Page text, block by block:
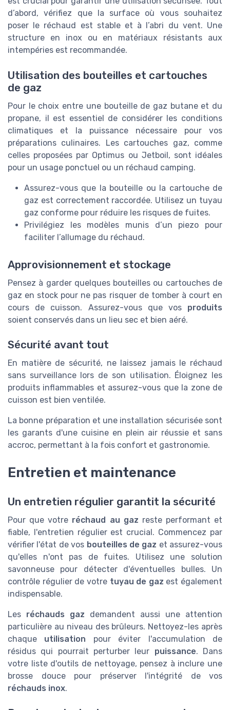
d’abord, vérifiez que la surface où vous souhaitez
poser le réchaud est stable et à l’abri du vent. Une
structure en inox ou en matériaux résistants aux
intempéries est recommandée.
Utilisation des bouteilles et cartouches
de gaz
Pour le choix entre une bouteille de gaz butane et du
propane, il est essentiel de considérer les conditions
climatiques et la puissance nécessaire pour vos
préparations culinaires. Les cartouches gaz, comme
celles proposées par Optimus ou Jetboil, sont idéales
pour un usage ponctuel ou un réchaud camping.
Assurez-vous que la bouteille ou la cartouche de
gaz est correctement raccordée. Utilisez un tuyau
gaz conforme pour réduire les risques de fuites.
Privilégiez les modèles munis d’un piezo pour
faciliter l’allumage du réchaud.
Approvisionnement et stockage
Pensez à garder quelques bouteilles ou cartouches de
gaz en stock pour ne pas risquer de tomber à court en
cours de cuisson. Assurez-vous que vos produits
soient conservés dans un lieu sec et bien aéré.
Sécurité avant tout
En matière de sécurité, ne laissez jamais le réchaud
sans surveillance lors de son utilisation. Éloignez les
produits inflammables et assurez-vous que la zone de
cuisson est bien ventilée.
La bonne préparation et une installation sécurisée sont
les garants d'une cuisine en plein air réussie et sans
accroc, permettant à la fois confort et gastronomie.
Entretien et maintenance
Un entretien régulier garantit la sécurité
Pour que votre réchaud au gaz reste performant et
fiable, l'entretien régulier est crucial. Commencez par
vérifier l'état de vos bouteilles de gaz et assurez-vous
qu'elles n'ont pas de fuites. Utilisez une solution
savonneuse pour détecter d'éventuelles bulles. Un
contrôle régulier de votre tuyau de gaz est également
indispensable.
Les réchauds gaz demandent aussi une attention
particulière au niveau des brûleurs. Nettoyez-les après
chaque utilisation pour éviter l'accumulation de
résidus qui pourrait perturber leur puissance. Dans
votre liste d'outils de nettoyage, pensez à inclure une
brosse douce pour préserver l'intégrité de vos
réchauds inox.